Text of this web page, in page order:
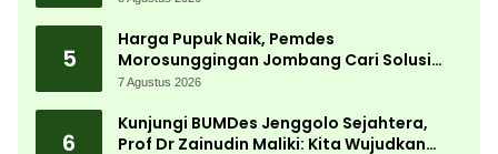
5
Harga Pupuk Naik, Pemdes
Morosunggingan Jombang Cari Solusi
Lewat Kajian Akademik
7 Agustus 2026
6
Kunjungi BUMDes Jenggolo Sejahtera,
Prof Dr Zainudin Maliki: Kita Wujudkan